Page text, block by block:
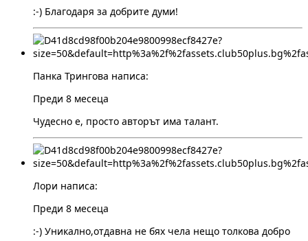
:-) Благодаря за добрите думи!
Панка Трингова написа:
Преди 8 месеца
Чудесно е, просто авторът има талант.
Лори написа:
Преди 8 месеца
:-) Уникално,отдавна не бях чела нещо толкова добро